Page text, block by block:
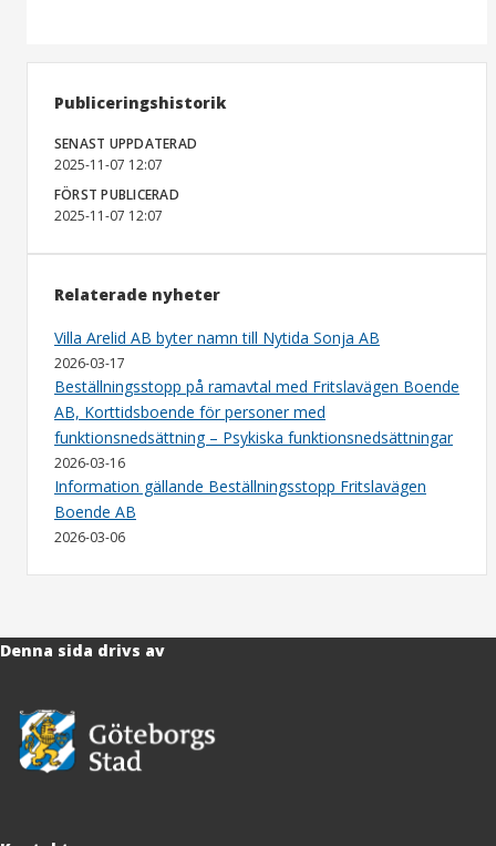
Publiceringshistorik
SENAST UPPDATERAD
2025-11-07 12:07
FÖRST PUBLICERAD
2025-11-07 12:07
Relaterade nyheter
Villa Arelid AB byter namn till Nytida Sonja AB
2026-03-17
Beställningsstopp på ramavtal med Fritslavägen Boende
AB, Korttidsboende för personer med
funktionsnedsättning – Psykiska funktionsnedsättningar
2026-03-16
Information gällande Beställningsstopp Fritslavägen
Boende AB
2026-03-06
Denna sida drivs av